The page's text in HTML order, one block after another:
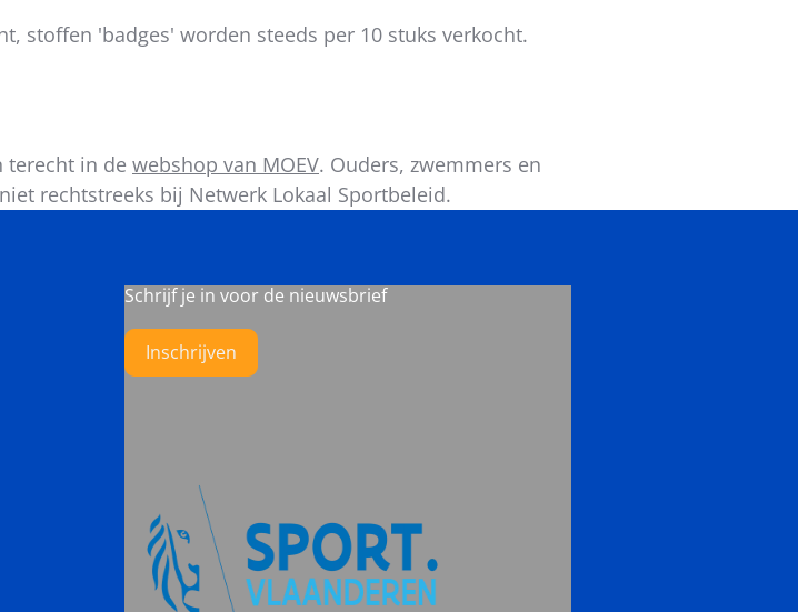
stoffen 'badges' worden steeds per 10 stuks verkocht.
terecht in de webshop van MOEV. Ouders, zwemmers en
rechtstreeks bij Netwerk Lokaal Sportbeleid.
Schrijf je in voor de nieuwsbrief
Inschrijven